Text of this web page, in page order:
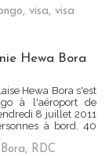
, visa, visa
Hewa Bora
Hewa Bora s'est
à l'aéroport de
8 juillet 2011
à bord. 40
, RDC